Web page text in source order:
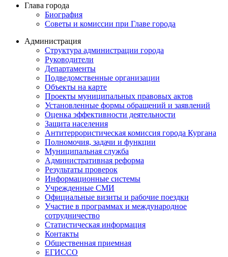
Глава города
Биография
Советы и комиссии при Главе города
Администрация
Структура администрации города
Руководители
Департаменты
Подведомственные организации
Объекты на карте
Проекты муниципальных правовых актов
Установленные формы обращений и заявлений
Оценка эффективности деятельности
Защита населения
Антитеррористическая комиссия города Кургана
Полномочия, задачи и функции
Муниципальная служба
Административная реформа
Результаты проверок
Информационные системы
Учрежденные СМИ
Официальные визиты и рабочие поездки
Участие в программах и международное
сотрудничество
Статистическая информация
Контакты
Общественная приемная
ЕГИССО